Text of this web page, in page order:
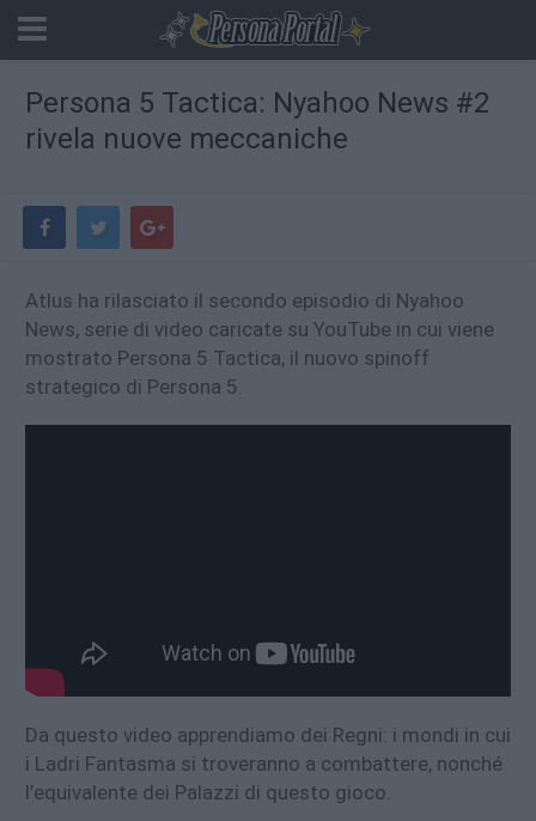
Persona 5 Tactica: Nyahoo News #2
rivela nuove meccaniche
Atlus ha rilasciato il secondo episodio di Nyahoo
News, serie di video caricate su YouTube in cui viene
mostrato Persona 5 Tactica, il nuovo spinoff
strategico di Persona 5.
Da questo video apprendiamo dei Regni: i mondi in cui
i Ladri Fantasma si troveranno a combattere, nonché
l’equivalente dei Palazzi di questo gioco.